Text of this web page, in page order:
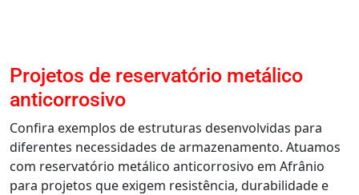
Projetos de reservatório metálico
anticorrosivo
Confira exemplos de estruturas desenvolvidas para
diferentes necessidades de armazenamento. Atuamos
com reservatório metálico anticorrosivo em Afrânio
para projetos que exigem resistência, durabilidade e